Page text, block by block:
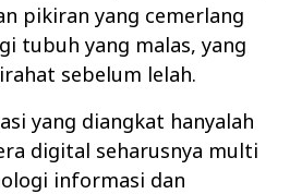
pikiran yang cemerlang
tubuh yang malas, yang
sebelum lelah.
yang diangkat hanyalah
digital seharusnya multi
informasi dan